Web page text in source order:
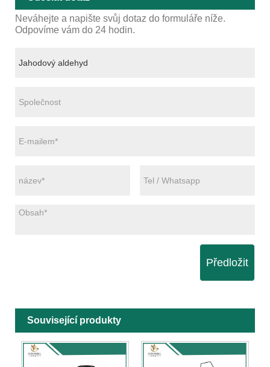
Neváhejte a napište svůj dotaz do formuláře níže.
Odpovíme vám do 24 hodin.
Předložit
Související produkty